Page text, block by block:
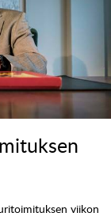
viikon